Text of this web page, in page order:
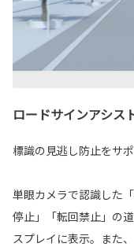
ロードサインアシス
標識の見逃し防止をサポ
単眼カメラで認識した
停止」「転回禁止」の
スプレイに表示。また